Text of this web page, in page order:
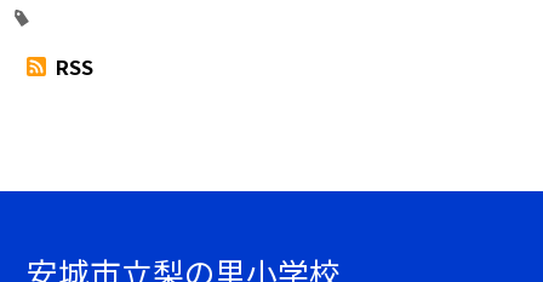
RSS
安城市立梨の里小学校